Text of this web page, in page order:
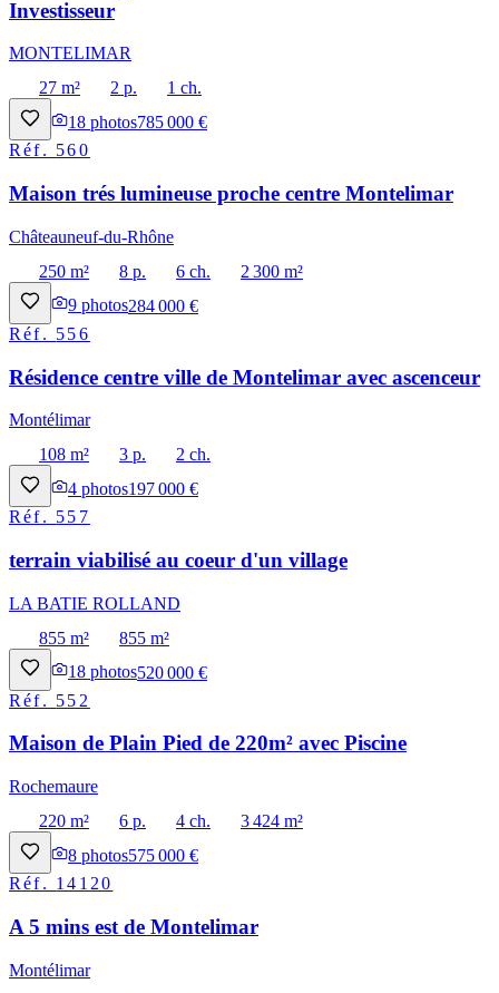
Investisseur
MONTELIMAR
27 m²
2 p.
1 ch.
18 photos785 000 €
Réf. 560
Maison trés lumineuse proche centre Montelimar
Châteauneuf-du-Rhône
250 m²
8 p. 6 ch.
2 300 m²
9 photos284 000 €
Réf. 556
Résidence centre ville de Montelimar avec ascenceur
Montélimar
108 m²
3 p.
2 ch.
4 photos197 000 €
Réf. 557
terrain viabilisé au coeur d'un village
LA BATIE ROLLAND
855 m²
855 m²
18 photos520 000 €
Réf. 552
Maison de Plain Pied de 220m² avec Piscine
Rochemaure
220 m²
6 p. 4 ch.
3 424 m²
8 photos575 000 €
Réf. 14120
A 5 mins est de Montelimar
Montélimar